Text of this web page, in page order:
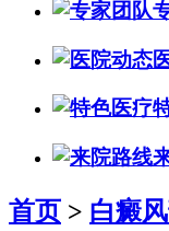
首页 > 白癜